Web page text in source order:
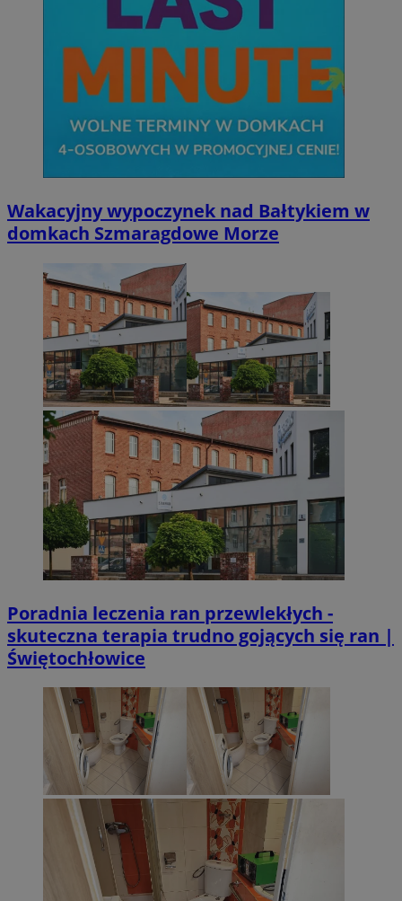
Wakacyjny wypoczynek nad Bałtykiem w
domkach Szmaragdowe Morze
Poradnia leczenia ran przewlekłych -
skuteczna terapia trudno gojących się ran |
Świętochłowice